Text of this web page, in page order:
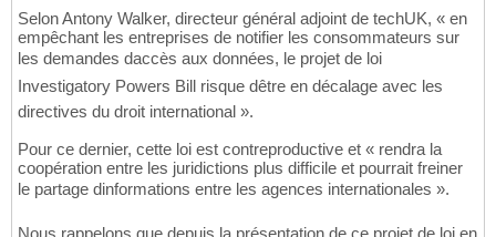
Selon Antony Walker, directeur général adjoint de techUK, « en
empêchant les entreprises de notifier les consommateurs sur
les demandes daccès aux données, le projet de loi
Investigatory Powers Bill risque dêtre en décalage avec les
directives du droit international ».
Pour ce dernier, cette loi est contreproductive et « rendra la
coopération entre les juridictions plus difficile et pourrait freiner
le partage dinformations entre les agences internationales ».
Nous rappelons que depuis la présentation de ce projet de loi en